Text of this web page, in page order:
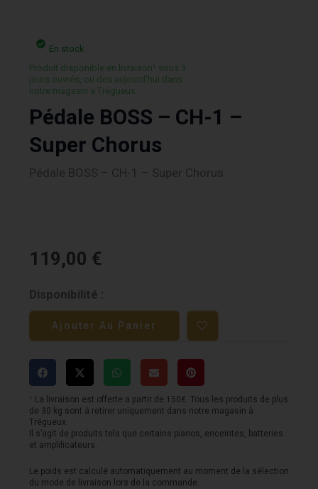
En stock
Produit disponible en livraison¹ sous 3
jours ouvrés, ou des aujourd’hui dans
notre magasin a Trégueux.
Pédale BOSS – CH-1 –
Super Chorus
Pédale BOSS – CH-1 – Super Chorus
119,00 €
Disponibilité :
quantité
de
Pédale
BOSS
CH-
1
-
Super
Chorus
Ajouter Au Panier
¹ La livraison est offerte a partir de 150€. Tous les produits de plus
de 30 kg sont à retirer uniquement dans notre magasin à
Trégueux.
Il s’agit de produits tels que certains pianos, enceintes, batteries
et amplificateurs.
Le poids est calculé automatiquement au moment de la sélection
du mode de livraison lors de la commande.